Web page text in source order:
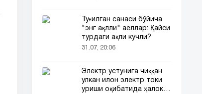
Туғилган санаси бўйича
"энг ақлли" аёллар: Қайси
турдаги ақли кучли?
31.07, 20:06
Электр устунига чиққан
улкан илон электр токи
уриши оқибатида ҳалок